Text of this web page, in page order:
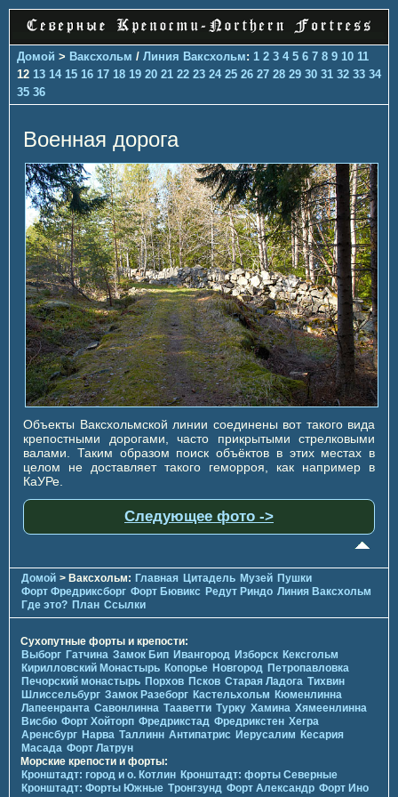
Домой > Ваксхольм / Линия Ваксхольм: 1 2 3 4 5 6 7 8 9 10 11
12 13 14 15 16 17 18 19 20 21 22 23 24 25 26 27 28 29 30 31 32 33 34
35 36
Военная дорога
Объекты Ваксхольмской линии соединены вот такого вида
крепостными дорогами, часто прикрытыми стрелковыми
валами. Таким образом поиск объёктов в этих местах в
целом не доставляет такого геморроя, как например в
КаУРе.
Следующее фото ->
Домой > Ваксхольм: Главная Цитадель Музей Пушки
Форт Фредриксборг Форт Бювикc Редут Риндо Линия Ваксхольм
Где это? План Ссылки
Сухопутные форты и крепости:
Выборг Гатчина Замок Бип Ивангород Изборск Кексгольм
Кирилловский Монастырь Копорье Новгород Петропавловка
Печорcкий монастырь Порхов Псков Старая Ладога Тихвин
Шлиссельбург Замок Разеборг Кастельхольм Кюменлинна
Лапеенранта Савонлинна Тааветти Турку Хамина Хямеенлинна
Висбю Форт Хойторп Фредрикстад Фредрикстен Хегра
Аренсбург Нарва Таллинн Антипатрис Иерусалим Кесария
Масада Форт Латрун
Морские крепости и форты:
Кронштадт: город и о. Котлин Кронштадт: форты Северные
Кронштадт: Форты Южные Тронгзунд Форт Александр Форт Ино